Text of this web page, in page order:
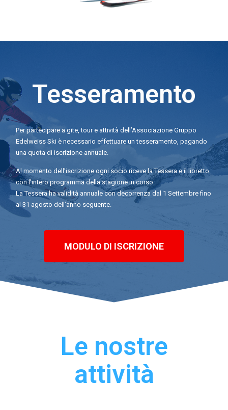
Tesseramento
Per partecipare a gite, tour e attività dell’Associazione Gruppo
Edelweiss Ski è necessario effettuare un tesseramento, pagando
una quota di iscrizione annuale.
Al momento dell’iscrizione ogni socio riceve la Tessera e il libretto
con l’intero programma della stagione in corso.
La Tessera ha validità annuale con decorrenza dal 1 Settembre fino
al 31 agosto dell’anno seguente.
MODULO DI ISCRIZIONE
Le nostre
attività